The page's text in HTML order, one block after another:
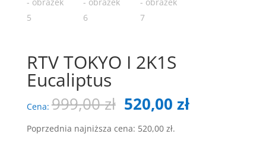
RTV TOKYO I 2K1S
Eucaliptus
Cena: 999,00zł Pierwotna
cena
wynosiła:
520,00 złAktualna
Poprzednia najniższa cena: 520,00 zł.